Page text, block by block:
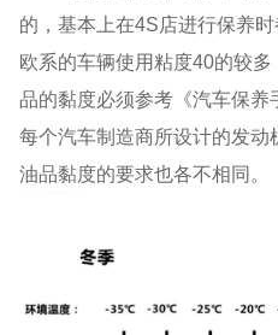
的，基本上在4S店进行保养
欧系的车辆使用粘度40的较
品的黏度必须参考《汽车保
每个汽车制造商所设计的发
油品黏度的要求也各不相同。